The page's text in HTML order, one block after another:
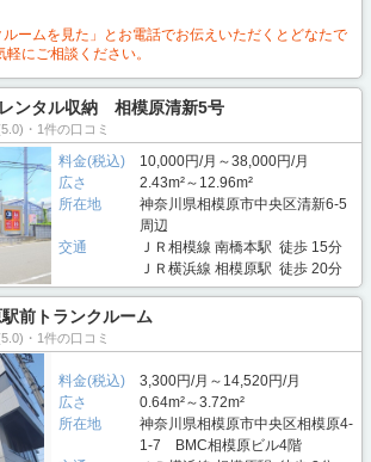
ルームを見た」とお電話でお伝えいただくとどなたで
にご相談ください。
ンタル収納 相模原清新5号
・1件の口コミ
料金(税込)
10,000円/月～38,000円/月
広さ
2.43m²～12.96m²
所在地
神奈川県相模原市中央区清新6-5
周辺
交通
ＪＲ相模線 南橋本駅 徒歩 15分
ＪＲ横浜線 相模原駅 徒歩 20分
前トランクルーム
・1件の口コミ
料金(税込)
3,300円/月～14,520円/月
広さ
0.64m²～3.72m²
所在地
神奈川県相模原市中央区相模原4-
1-7 BMC相模原ビル4階